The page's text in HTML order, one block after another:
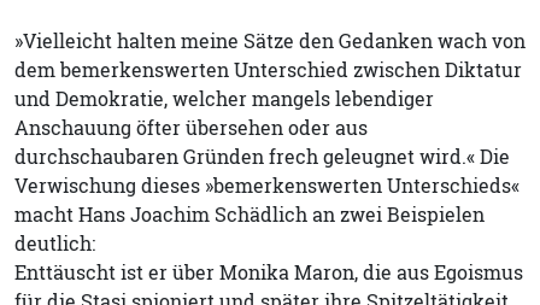
»Vielleicht halten meine Sätze den Gedanken wach von
dem bemerkenswerten Unterschied zwischen Diktatur
und Demokratie, welcher mangels lebendiger
Anschauung öfter übersehen oder aus
durchschaubaren Gründen frech geleugnet wird.« Die
Verwischung dieses »bemerkenswerten Unterschieds«
macht Hans Joachim Schädlich an zwei Beispielen
deutlich:
Enttäuscht ist er über Monika Maron, die aus Egoismus